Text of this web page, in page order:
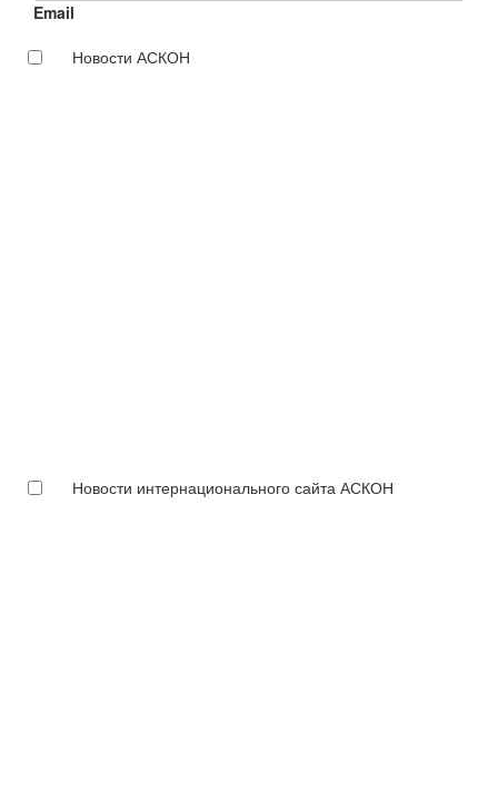
Email
Новости АСКОН
Новости интернационального сайта АСКОН